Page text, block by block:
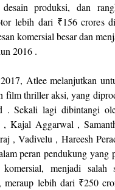
desain produksi, dan
lebih dari ₹156 crores
komersial besar dan
2016 .
Atlee melanjutkan
film thriller aksi, yang
. Sekali lagi dibintangi
Kajal Aggarwal ,
, Vadivelu , Hareesh
peran pendukung yang
komersial, menjadi
meraup lebih dari ₹250